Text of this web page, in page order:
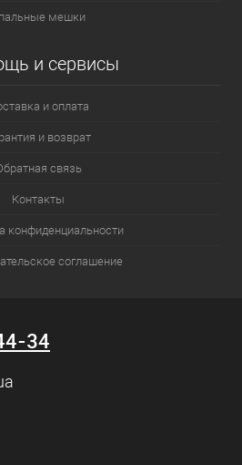
мешки
и сервисы
и оплата
и возврат
связь
Контакты
конфиденциальности
соглашение
34